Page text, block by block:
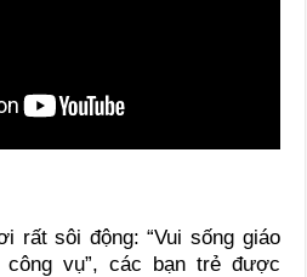
rất sôi động: “Vui sống giáo
công vụ”, các bạn trẻ được